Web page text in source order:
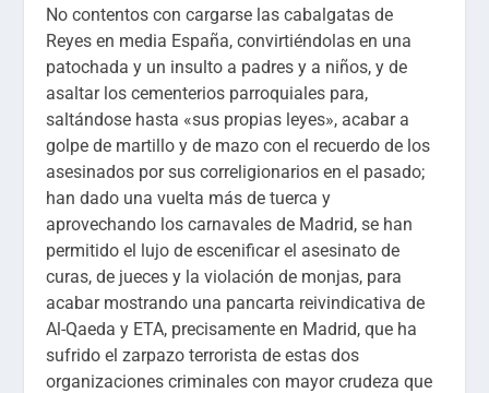
No contentos con cargarse las cabalgatas de
Reyes en media España, convirtiéndolas en una
patochada y un insulto a padres y a niños, y de
asaltar los cementerios parroquiales para,
saltándose hasta «sus propias leyes», acabar a
golpe de martillo y de mazo con el recuerdo de los
asesinados por sus correligionarios en el pasado;
han dado una vuelta más de tuerca y
aprovechando los carnavales de Madrid, se han
permitido el lujo de escenificar el asesinato de
curas, de jueces y la violación de monjas, para
acabar mostrando una pancarta reivindicativa de
Al-Qaeda y ETA, precisamente en Madrid, que ha
sufrido el zarpazo terrorista de estas dos
organizaciones criminales con mayor crudeza que